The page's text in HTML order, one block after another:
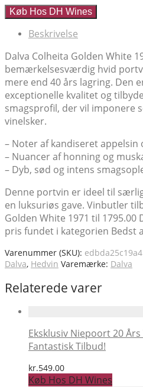
Køb Hos DH Wines
Beskrivelse
Dalva Colheita Golden White
bemærkelsesværdig hvid
mere end 40 års lagring. Den
exceptionelle kvalitet og
smagsprofil, der vil imponere
vinelsker.
– Noter af kandiseret appelsin
– Nuancer af honning og
– Dyb, sød og intens
Denne portvin er ideel til
en luksuriøs gave. Vinbutler
Golden White 1971 til 1795.00
pris fundet i kategorien Bedst
Varenummer (SKU): edbda25c19a4
Dalva, Hedvin Varemærke: Dalva
Relaterede varer
Eksklusiv Niepoort 20
Fantastisk Tilbud!
kr.549.00
Køb Hos DH Wines